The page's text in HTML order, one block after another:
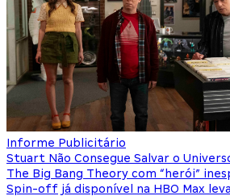
Informe Publicitário
Stuart Não Consegue Salvar o
The Big Bang Theory com “herói”
Spin-off já disponível na HBO Max